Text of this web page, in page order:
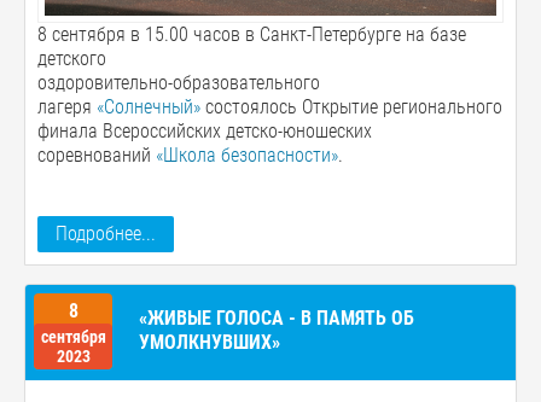
8 сентября в 15.00 часов в Санкт-Петербурге на базе
детского
оздоровительно-образовательного
лагеря «Солнечный» состоялось Открытие регионального
финала Всероссийских детско-юношеских
соревнований «Школа безопасности».
Подробнее...
8
сентября
2023
«ЖИВЫЕ ГОЛОСА - В ПАМЯТЬ ОБ
УМОЛКНУВШИХ»